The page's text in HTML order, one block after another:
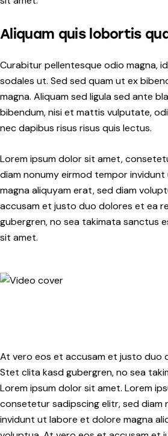
Aliquam quis lobortis
Curabitur pellentesque odio magna,
sodales ut. Sed sed quam ut ex
magna. Aliquam sed ligula sed ante
bibendum, nisi et mattis vulputate,
nec dapibus risus risus quis lectus.
Lorem ipsum dolor sit amet,
diam nonumy eirmod tempor
magna aliquyam erat, sed diam
accusam et justo duo dolores et ea
gubergren, no sea takimata sanctus
sit amet.
At vero eos et accusam et justo duo
Stet clita kasd gubergren, no sea
Lorem ipsum dolor sit amet. Lorem
consetetur sadipscing elitr, sed diam
invidunt ut labore et dolore magna